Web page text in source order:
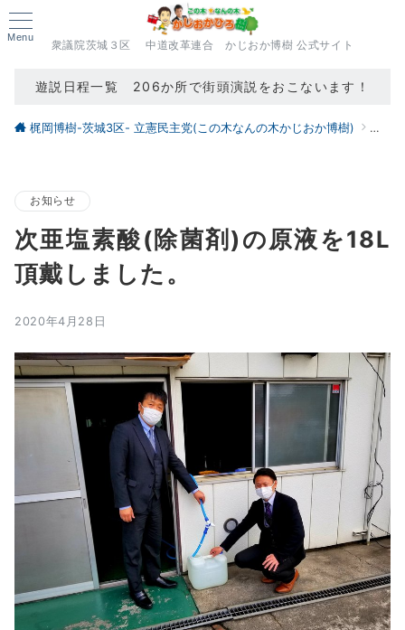
Menu
衆議院茨城３区 中道改革連合 かじおか博樹 公式サイト
遊説日程一覧 206か所で街頭演説をおこないます！
梶岡博樹-茨城3区- 立憲民主党(この木なんの木かじおか博樹) ブロ
お知らせ
次亜塩素酸(除菌剤)の原液を18L
頂戴しました。
2020年4月28日